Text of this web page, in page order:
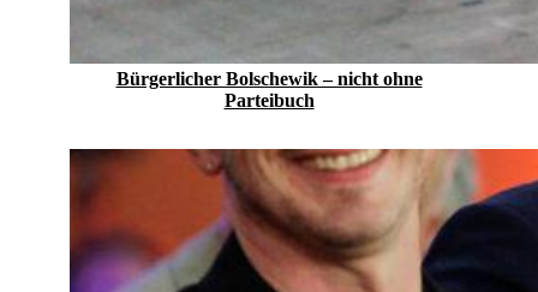
Bürgerlicher Bolschewik – nicht ohne
Parteibuch